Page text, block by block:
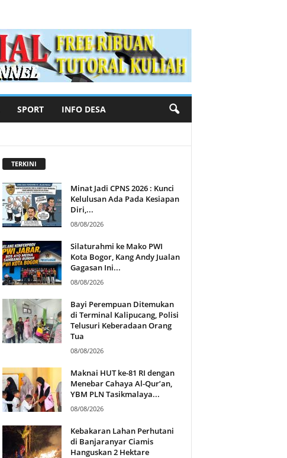
SPORT INFO DESA
TERKINI
Minat Jadi CPNS 2026 : Kunci
Kelulusan Ada Pada Kesiapan
Diri,...
08/08/2026
Silaturahmi ke Mako PWI
Kota Bogor, Kang Andy Jualan
Gagasan Ini...
08/08/2026
Bayi Perempuan Ditemukan
di Terminal Kalipucang, Polisi
Telusuri Keberadaan Orang
Tua
08/08/2026
Maknai HUT ke-81 RI dengan
Menebar Cahaya Al-Qur’an,
YBM PLN Tasikmalaya...
08/08/2026
Kebakaran Lahan Perhutani
di Banjaranyar Ciamis
Hanguskan 2 Hektare